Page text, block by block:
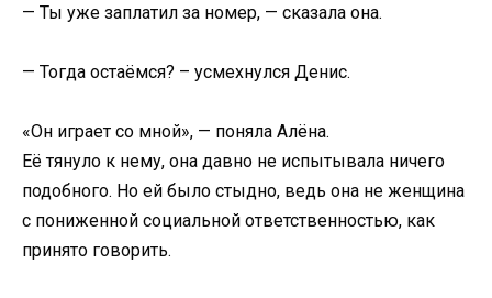
— Ты уже заплатил за номер, — сказала она.
— Тогда остаёмся? – усмехнулся Денис.
«Он играет со мной», — поняла Алёна.
Её тянуло к нему, она давно не испытывала ничего
подобного. Но ей было стыдно, ведь она не женщина
с пониженной социальной ответственностью, как
принято говорить.